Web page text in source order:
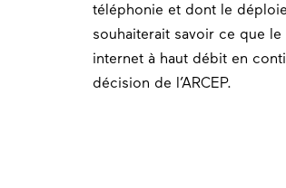
téléphonie et dont le
souhaiterait savoir ce que
internet à haut débit en
décision de l’ARCEP.